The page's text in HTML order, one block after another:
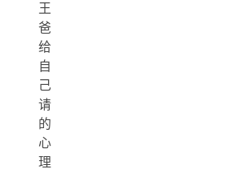
王
爸
给
自
己
请
的
心
理